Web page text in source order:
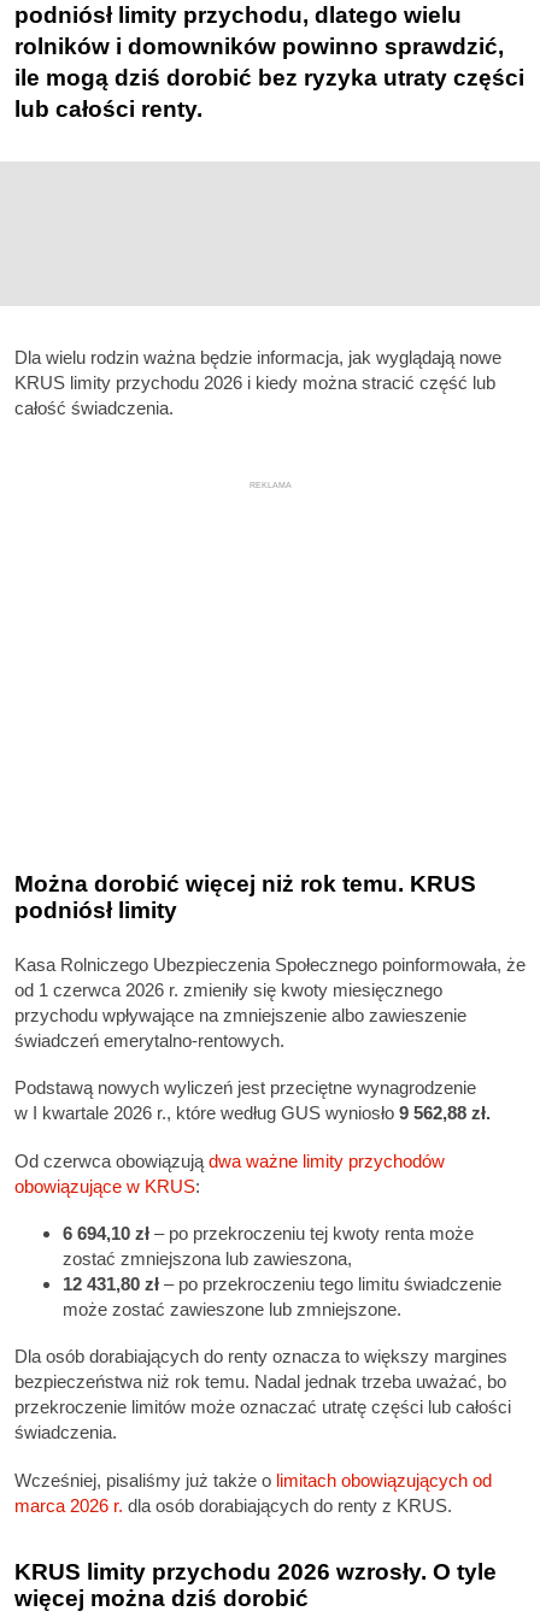
podniósł limity przychodu, dlatego wielu
rolników i domowników powinno sprawdzić,
ile mogą dziś dorobić bez ryzyka utraty części
lub całości renty.
Dla wielu rodzin ważna będzie informacja, jak wyglądają nowe
KRUS limity przychodu 2026 i kiedy można stracić część lub
całość świadczenia.
REKLAMA
Można dorobić więcej niż rok temu. KRUS
podniósł limity
Kasa Rolniczego Ubezpieczenia Społecznego poinformowała, że
od 1 czerwca 2026 r. zmieniły się kwoty miesięcznego
przychodu wpływające na zmniejszenie albo zawieszenie
świadczeń emerytalno-rentowych.
Podstawą nowych wyliczeń jest przeciętne wynagrodzenie
w I kwartale 2026 r., które według GUS wyniosło 9 562,88 zł.
Od czerwca obowiązują dwa ważne limity przychodów
obowiązujące w KRUS:
6 694,10 zł – po przekroczeniu tej kwoty renta może
zostać zmniejszona lub zawieszona,
12 431,80 zł – po przekroczeniu tego limitu świadczenie
może zostać zawieszone lub zmniejszone.
Dla osób dorabiających do renty oznacza to większy margines
bezpieczeństwa niż rok temu. Nadal jednak trzeba uważać, bo
przekroczenie limitów może oznaczać utratę części lub całości
świadczenia.
Wcześniej, pisaliśmy już także o limitach obowiązujących od
marca 2026 r. dla osób dorabiających do renty z KRUS.
KRUS limity przychodu 2026 wzrosły. O tyle
więcej można dziś dorobić